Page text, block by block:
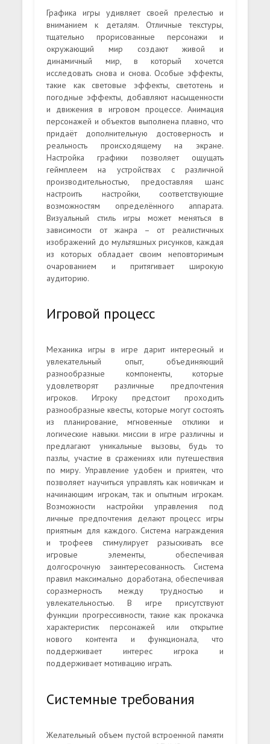
Графика игры удивляет своей прелестью и
вниманием к деталям. Отличные текстуры,
тщательно прорисованные персонажи и
окружающий мир создают живой и
динамичный мир, в который хочется
исследовать снова и снова. Особые эффекты,
такие как световые эффекты, светотень и
погодные эффекты, добавляют насыщенности
и движения в игровом процессе. Анимация
персонажей и объектов выполнена плавно, что
придаёт дополнительную достоверность и
реальность происходящему на экране.
Настройка графики позволяет ощущать
геймплеем на устройствах с различной
производительностью, предоставляя шанс
настроить настройки, соответствующие
возможностям определённого аппарата.
Визуальный стиль игры может меняться в
зависимости от жанра – от реалистичных
изображений до мультяшных рисунков, каждая
из которых обладает своим неповторимым
очарованием и притягивает широкую
аудиторию.
Игровой процесс
Механика игры в игре дарит интересный и
увлекательный опыт, объединяющий
разнообразные компоненты, которые
удовлетворят различные предпочтения
игроков. Игроку предстоит проходить
разнообразные квесты, которые могут состоять
из планирование, мгновенные отклики и
логические навыки. миссии в игре различны и
предлагают уникальные вызовы, будь то
пазлы, участие в сражениях или путешествия
по миру. Управление удобен и приятен, что
позволяет научиться управлять как новичкам и
начинающим игрокам, так и опытным игрокам.
Возможности настройки управления под
личные предпочтения делают процесс игры
приятным для каждого. Система награждения
и трофеев стимулирует разыскивать все
игровые элементы, обеспечивая
долгосрочную заинтересованность. Система
правил максимально доработана, обеспечивая
соразмерность между трудностью и
увлекательностью. В игре присутствуют
функции прогрессивности, такие как прокачка
характеристик персонажей или открытие
нового контента и функционала, что
поддерживает интерес игрока и
поддерживает мотивацию играть.
Системные требования
Желательный объем пустой встроенной памяти